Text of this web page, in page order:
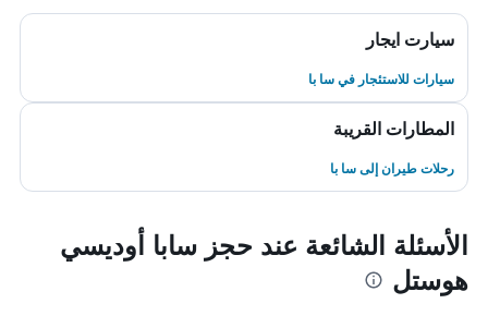
سيارت ايجار
سيارات للاستئجار في سا با
المطارات القريبة
رحلات طيران إلى سا با
الأسئلة الشائعة عند حجز سابا أوديسي
هوستل